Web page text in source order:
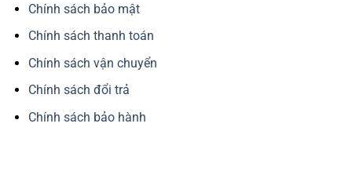
Chính sách bảo mật
Chính sách thanh toán
Chính sách vận chuyển
Chính sách đổi trả
Chính sách bảo hành